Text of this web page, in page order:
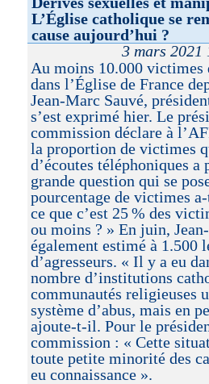
L’Église catholique se
cause aujourd’hui ?
3 mars 2021
Au moins 10.000
dans l’Église de France
Jean-Marc Sauvé,
s’est exprimé hier. Le
commission déclare à
la proportion de victimes
d’écoutes téléphoniques a
grande question qui se
pourcentage de victimes
ce que c’est 25 % des
ou moins ? » En juin,
également estimé à 1.500
d’agresseurs. « Il y a eu
nombre d’institutions
communautés religieuses
système d’abus, mais en
ajoute-t-il. Pour le
commission : « Cette
toute petite minorité des
eu connaissance ».